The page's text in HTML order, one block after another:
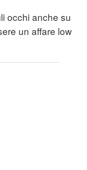
occhi anche su
un affare low